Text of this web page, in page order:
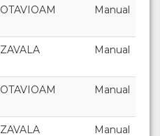
OTAVIOAM Manual
ZAVALA Manual
OTAVIOAM Manual
ZAVALA Manual